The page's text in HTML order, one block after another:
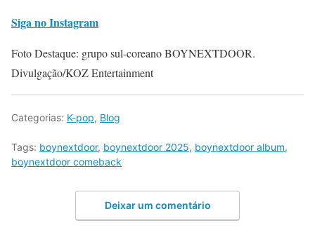
Siga no Instagram
Foto Destaque: grupo sul-coreano BOYNEXTDOOR.
Divulgação/KOZ Entertainment
Categorias: K-pop, Blog
Tags: boynextdoor, boynextdoor 2025, boynextdoor album,
boynextdoor comeback
Deixar um comentário